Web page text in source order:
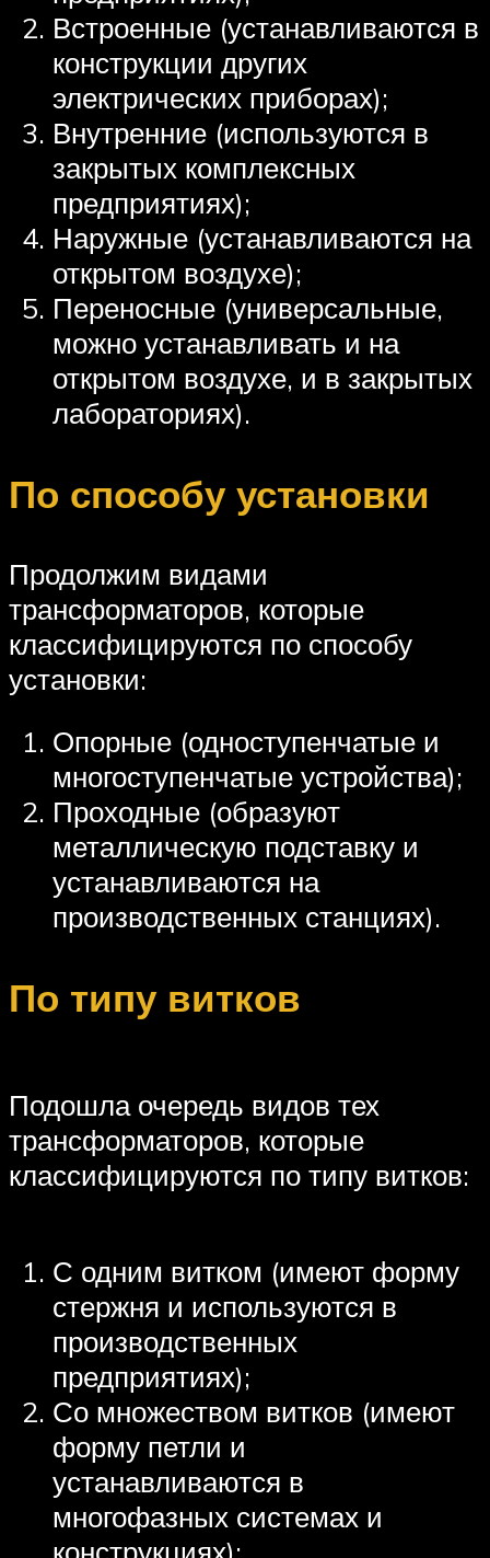
Встроенные (устанавливаются в
конструкции других
электрических приборах);
Внутренние (используются в
закрытых комплексных
предприятиях);
Наружные (устанавливаются на
открытом воздухе);
Переносные (универсальные,
можно устанавливать и на
открытом воздухе, и в закрытых
лабораториях).
По способу установки
Продолжим видами
трансформаторов, которые
классифицируются по способу
установки:
Опорные (одноступенчатые и
многоступенчатые устройства);
Проходные (образуют
металлическую подставку и
устанавливаются на
производственных станциях).
По типу витков
Подошла очередь видов тех
трансформаторов, которые
классифицируются по типу витков:
С одним витком (имеют форму
стержня и используются в
производственных
предприятиях);
Со множеством витков (имеют
форму петли и
устанавливаются в
многофазных системах и